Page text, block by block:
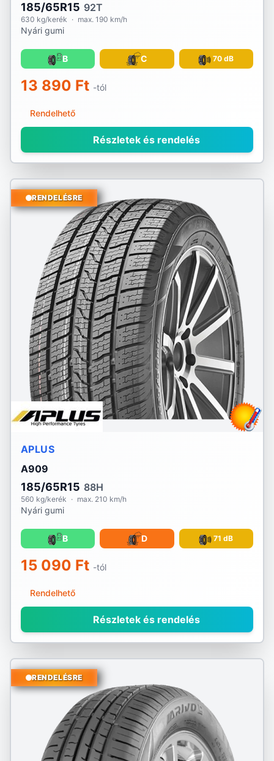
185/65R15 92T
630 kg/kerék · max. 190 km/h
Nyári gumi
B C 70 dB
13 890 Ft -tól
Rendelhető
Részletek és rendelés
RENDELÉSRE
APLUS
A909
185/65R15 88H
560 kg/kerék · max. 210 km/h
Nyári gumi
B D 71 dB
15 090 Ft -tól
Rendelhető
Részletek és rendelés
RENDELÉSRE